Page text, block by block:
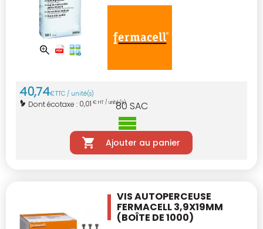
40,74€TTC / unité(s)
Dont écotaxe : 0,01 € HT / unité(s)
80 SAC
Ajouter au panier
VIS AUTOPERCEUSE
FERMACELL 3,9X19MM
(BOÎTE DE 1000)